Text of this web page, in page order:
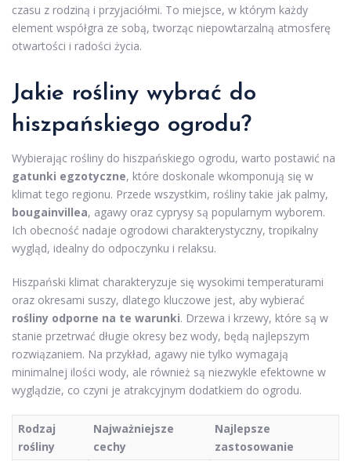
czasu z rodziną i przyjaciółmi. To miejsce, w którym każdy
element współgra ze sobą, tworząc niepowtarzalną atmosferę
otwartości i radości życia.
Jakie rośliny wybrać do
hiszpańskiego ogrodu?
Wybierając rośliny do hiszpańskiego ogrodu, warto postawić na
gatunki egzotyczne, które doskonale wkomponują się w
klimat tego regionu. Przede wszystkim, rośliny takie jak palmy,
bougainvillea, agawy oraz cyprysy są popularnym wyborem.
Ich obecność nadaje ogrodowi charakterystyczny, tropikalny
wygląd, idealny do odpoczynku i relaksu.
Hiszpański klimat charakteryzuje się wysokimi temperaturami
oraz okresami suszy, dlatego kluczowe jest, aby wybierać
rośliny odporne na te warunki. Drzewa i krzewy, które są w
stanie przetrwać długie okresy bez wody, będą najlepszym
rozwiązaniem. Na przykład, agawy nie tylko wymagają
minimalnej ilości wody, ale również są niezwykle efektowne w
wyglądzie, co czyni je atrakcyjnym dodatkiem do ogrodu.
Rodzaj
rośliny
Najważniejsze
cechy
Najlepsze
zastosowanie